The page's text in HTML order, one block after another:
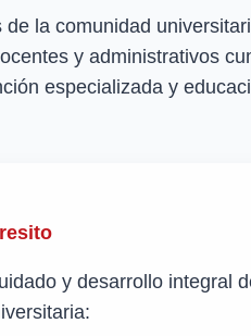
la comunidad
y administrativos
especializada y
y desarrollo integral